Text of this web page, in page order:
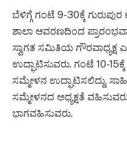
ಬೆಳಿಗ್ಗೆ ಗಂಟೆ 9-30ಕ್ಕೆ
ಶಾಲಾ ಆವರಣದಿಂದ
ಸ್ವಾಗತ ಸಮಿತಿಯ ಗೌರವಾಧ್ಯಕ್ಷ
ಉದ್ಘಾಟಿಸುವರು. ಗಂಟೆ 10-
ಸಮ್ಮೇಳನ ಉದ್ಘಾಟಿಸಲಿದ್ದು,
ಸಮ್ಮೇಳನದ ಅಧ್ಯಕ್ಷತೆ
ಭಾಗವಹಿಸುವರು.